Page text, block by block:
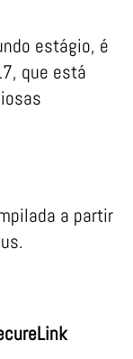
estágio, é
que está
a partir